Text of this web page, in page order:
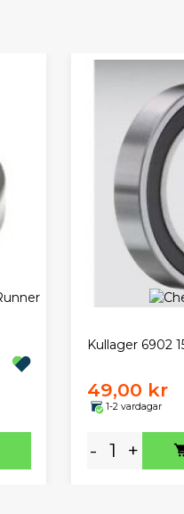
Kullager 6902
49,00 kr
1-2 vardagar
- +